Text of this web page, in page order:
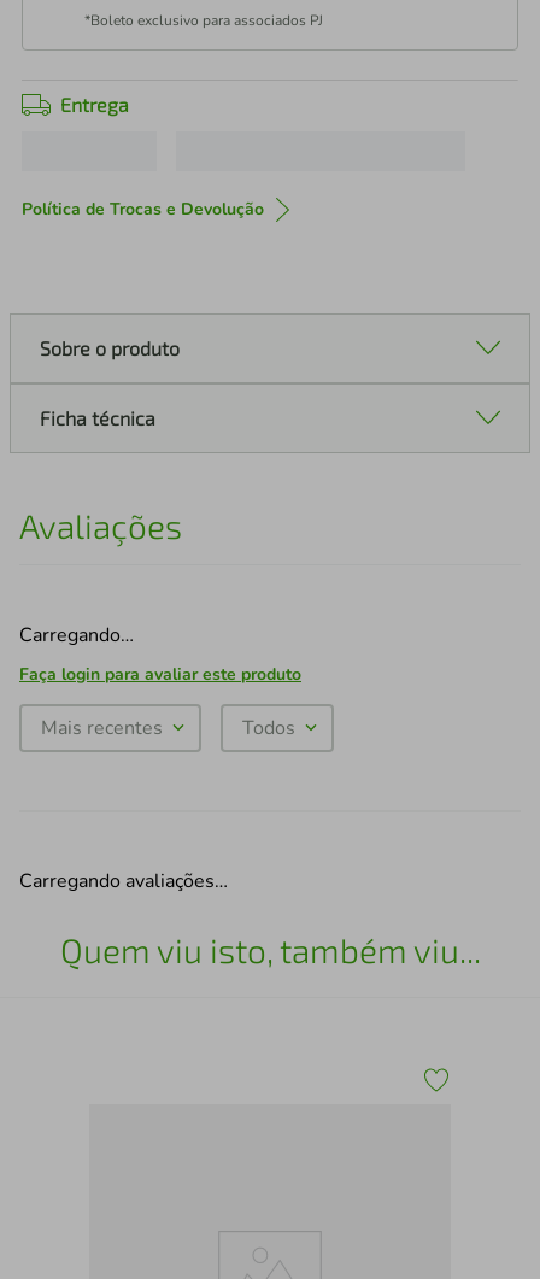
*Boleto exclusivo para associados PJ
Entrega
Política de Trocas e Devolução
Sobre o produto
Ficha técnica
Avaliações
Carregando…
Faça login para avaliar este produto
Mais recentes Todos
Carregando avaliações…
Quem viu isto, também viu...